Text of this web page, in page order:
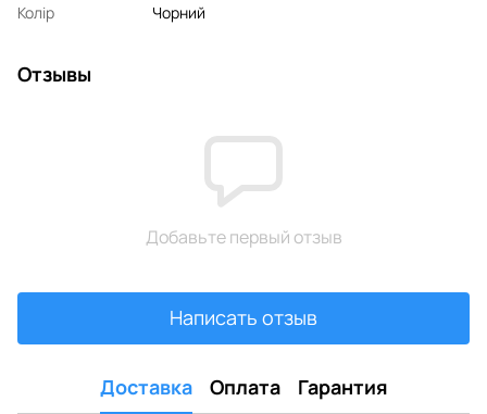
Колір
Чорний
Отзывы
Добавьте первый отзыв
Написать отзыв
Доставка Оплата Гарантия